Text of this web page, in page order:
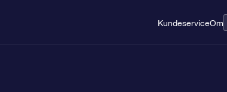
KundeserviceOm